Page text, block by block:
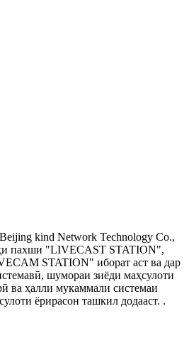
kind Network Technology Co.,
пахши "LIVECAST STATION",
STATION" иборат аст ва дар
шумораи зиёди маҳсулоти
ва ҳалли мукаммали системаи
ёрирасон ташкил додааст. .